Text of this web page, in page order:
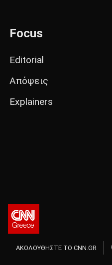
Focus
Editorial
Απόψεις
Explainers
ΑΚΟΛΟΥΘΗΣΤΕ ΤΟ CNN.GR